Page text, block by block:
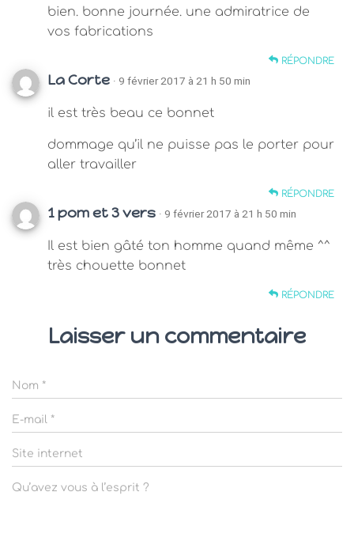
bien. bonne journée. une admiratrice de
vos fabrications
RÉPONDRE
La Corte · 9 février 2017 à 21 h 50 min
il est très beau ce bonnet
dommage qu’il ne puisse pas le porter pour
aller travailler
RÉPONDRE
1 pom et 3 vers · 9 février 2017 à 21 h 50 min
Il est bien gâté ton homme quand même ^^
très chouette bonnet
RÉPONDRE
Laisser un commentaire
Nom *
E-mail *
Site internet
Qu’avez vous à l’esprit ?